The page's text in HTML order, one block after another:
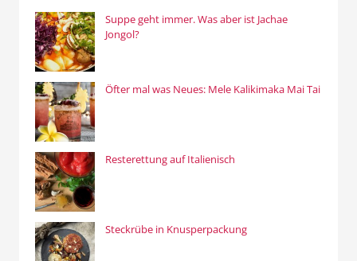
Suppe geht immer. Was aber ist Jachae
Jongol?
Öfter mal was Neues: Mele Kalikimaka Mai Tai
Resterettung auf Italienisch
Steckrübe in Knusperpackung